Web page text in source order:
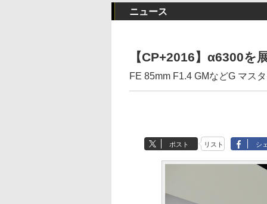
ニュース
【CP+2016】α6300を
FE 85mm F1.4 GMなどG マス
ポスト リスト シ